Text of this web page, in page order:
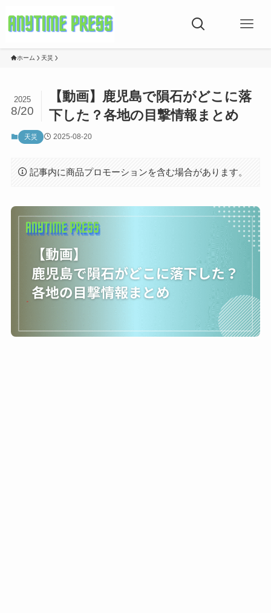
ホーム 天災
【動画】鹿児島で隕石がどこに落
下した？各地の目撃情報まとめ
2025
8/20
天災 2025-08-20
記事内に商品プロモーションを含む場合があります。